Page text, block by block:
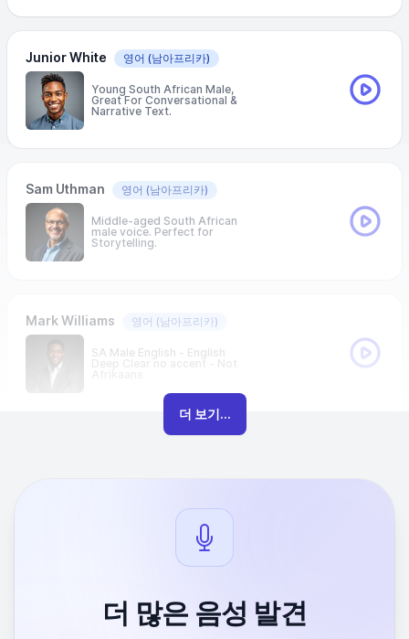
Junior White 영어 (남아프리카)
Young South African Male,
Great For Conversational &
Narrative Text.
Sam Uthman 영어 (남아프리카)
Middle-aged South African
male voice. Perfect for
Storytelling.
Mark Williams 영어 (남아프리카)
SA Male English - English
Deep Clear no accent - Not
더 보기...
더 많은 음성 발견